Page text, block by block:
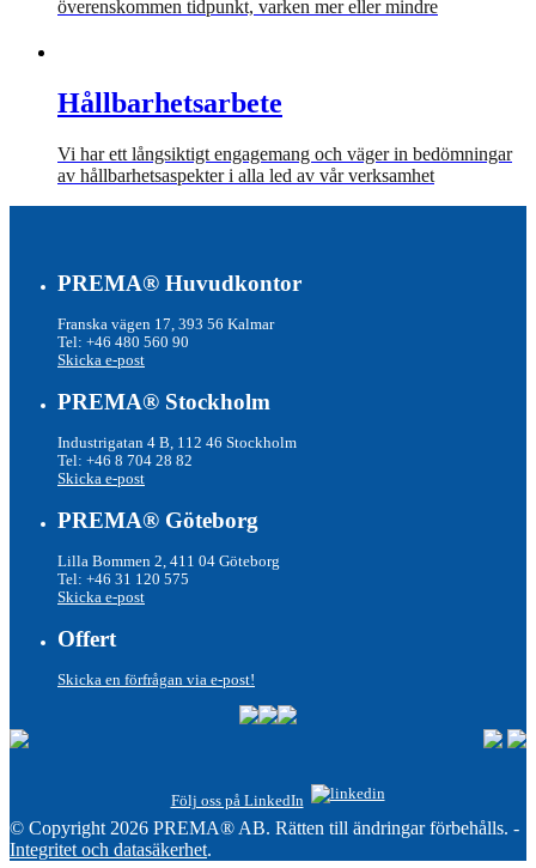
överenskommen tidpunkt, varken mer eller mindre
Hållbarhetsarbete
Vi har ett långsiktigt engagemang och väger in bedömningar
av hållbarhetsaspekter i alla led av vår verksamhet
PREMA® Huvudkontor
Franska vägen 17, 393 56 Kalmar
Tel: +46 480 560 90
Skicka e-post
PREMA® Stockholm
Industrigatan 4 B, 112 46 Stockholm
Tel: +46 8 704 28 82
Skicka e-post
PREMA® Göteborg
Lilla Bommen 2, 411 04 Göteborg
Tel: +46 31 120 575
Skicka e-post
Offert
Skicka en förfrågan via e-post!
Följ oss på LinkedIn
© Copyright 2026 PREMA® AB. Rätten till ändringar förbehålls. -
Integritet och datasäkerhet.